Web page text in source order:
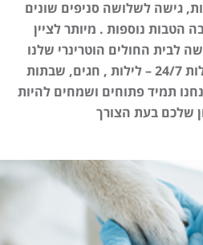
גישה לשלושה סניפים שונים
הטבות נוספות . מיותר לציין
לבית החולים הוטרינרי שלנו
בכל מקרה חירום ללא עלות 24/7 – לילות , חגים, שבתות
תמיד פתוחים ושמחים להיות
שלכם בעת הצורך